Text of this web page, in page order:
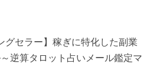
グセラー】稼ぎに特化した副業
逆算タロット占いメール鑑定マ